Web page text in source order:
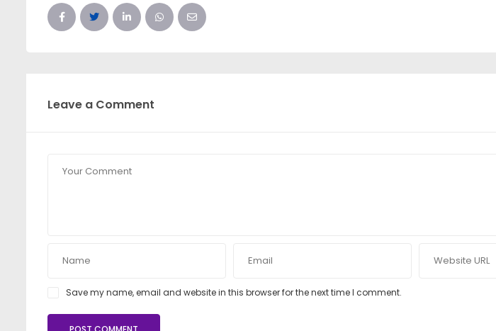
Leave a Comment
Save my name, email and website in this browser for the next time I comment.